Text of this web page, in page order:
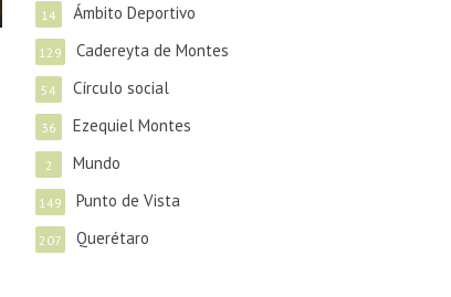
Ámbito Deportivo
14
Cadereyta de Montes
129
Círculo social
54
Ezequiel Montes
36
Mundo
2
Punto de Vista
149
Querétaro
207